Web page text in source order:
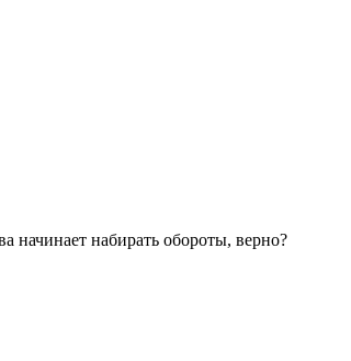
начинает набирать обороты, верно?